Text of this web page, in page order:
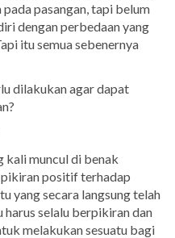
pasangan, tapi belum
dengan perbedaan yang
itu semua sebenernya
dilakukan agar dapat
kali muncul di benak
positif terhadap
yang secara langsung telah
harus selalu berpikiran dan
melakukan sesuatu bagi